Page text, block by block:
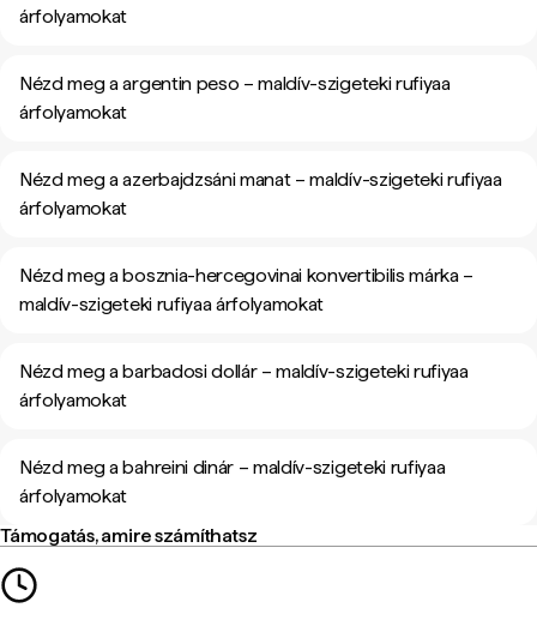
árfolyamokat
Nézd meg a argentin peso – maldív-szigeteki rufiyaa
árfolyamokat
Nézd meg a azerbajdzsáni manat – maldív-szigeteki rufiyaa
árfolyamokat
Nézd meg a bosznia-hercegovinai konvertibilis márka –
maldív-szigeteki rufiyaa árfolyamokat
Nézd meg a barbadosi dollár – maldív-szigeteki rufiyaa
árfolyamokat
Nézd meg a bahreini dinár – maldív-szigeteki rufiyaa
árfolyamokat
Támogatás, amire számíthatsz